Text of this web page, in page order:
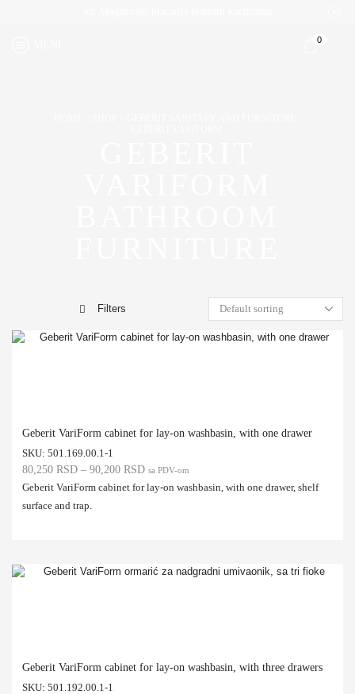
0
Filters
Geberit VariForm cabinet for lay-on washbasin, with one drawer
SKU: 501.169.00.1-1
80,250 RSD – 90,200 RSD sa PDV-om
Geberit VariForm cabinet for lay-on washbasin, with one drawer, shelf
surface and trap.
Geberit VariForm cabinet for lay-on washbasin, with three drawers
SKU: 501.192.00.1-1